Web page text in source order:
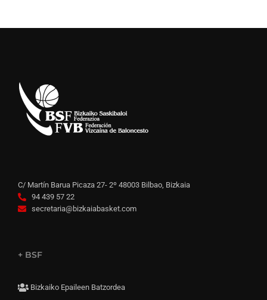
C/ Martín Barua Picaza 27- 2º 48003 Bilbao, Bizkaia
94 439 57 22
secretaria@bizkaiabasket.com
+ BSF
Bizkaiko Epaileen Batzordea